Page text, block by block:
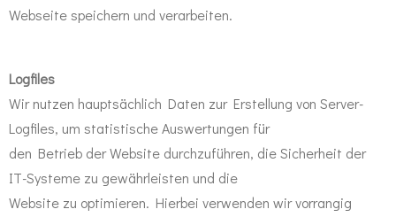
Webseite speichern und verarbeiten.
Logfiles
Wir nutzen hauptsächlich Daten zur Erstellung von Server-
Logfiles, um statistische Auswertungen für
den Betrieb der Website durchzuführen, die Sicherheit der
IT-Systeme zu gewährleisten und die
Website zu optimieren. Hierbei verwenden wir vorrangig